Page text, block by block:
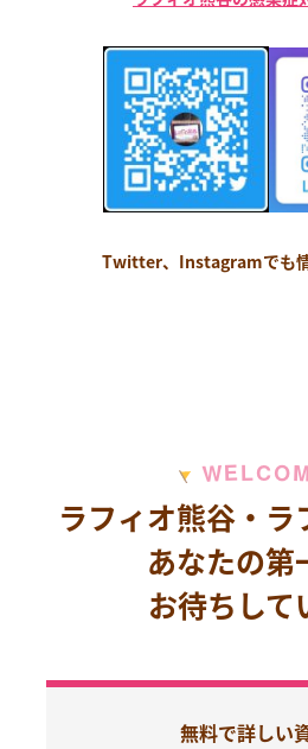
Twitter、Instagramでも情
WELCO
ラフィオ熊谷・ラ
あなたの第
お待ちして
無料で詳しい